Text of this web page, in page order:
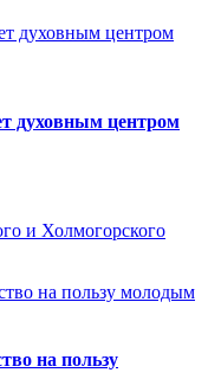
духовным центром
и Холмогорского
на пользу